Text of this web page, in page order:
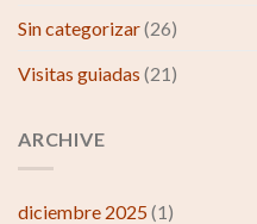
Sin categorizar(26)
Visitas guiadas (21)
ARCHIVE
diciembre 2025(1)